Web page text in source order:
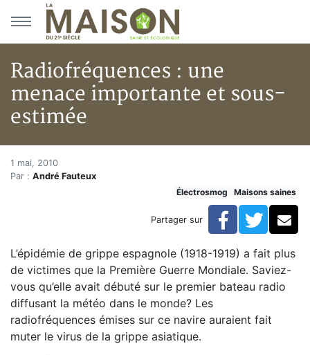
Aller au menu principal
Aller au contenu principal
Radiofréquences : une
menace importante et sous-
estimée
Accueil
Articles
Hypersensibilités environnementales
Radiofréquences : une menace importante et sous-
Radiofréquences : une
1 mai, 2010
Par : André Fauteux
Électrosmog
Maisons saines
Partager sur Facebook
L’épidémie de grippe espagnole (1918-1919) a fait plus
de victimes que la Première Guerre Mondiale. Saviez-
vous qu’elle avait débuté sur le premier bateau radio
diffusant la météo dans le monde? Les
radiofréquences émises sur ce navire auraient fait
muter le virus de la grippe asiatique.